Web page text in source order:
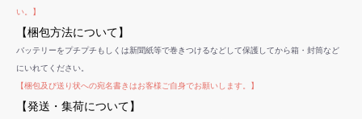
い。】
【梱包方法について】
バッテリーをプチプチもしくは新聞紙等で巻きつけるなどして保護してから箱・封筒など
にいれてください。
【梱包及び送り状への宛名書きはお客様ご自身でお願いします。】
【発送・集荷について】